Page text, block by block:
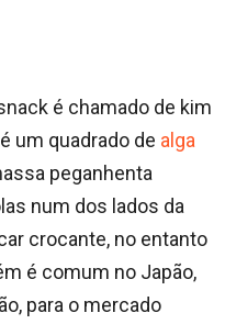
é chamado de kim
um quadrado de alga
peganhenta
num dos lados da
crocante, no entanto
é comum no Japão,
para o mercado